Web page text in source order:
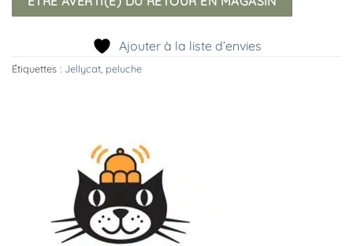
Ajouter à la liste d’envies
Étiquettes : Jellycat peluche